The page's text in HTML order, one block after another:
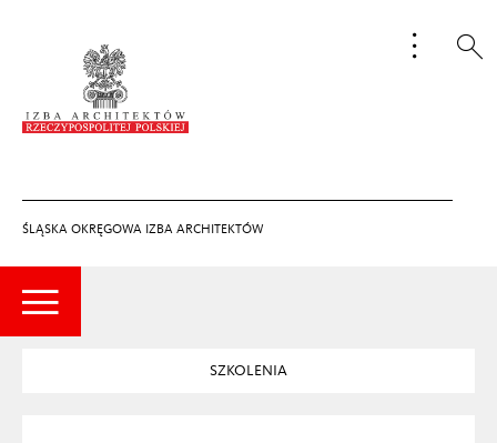
ŚLĄSKA OKRĘGOWA IZBA ARCHITEKTÓW
SZKOLENIA